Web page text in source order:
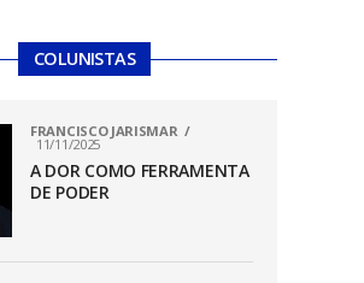
COLUNISTAS
FRANCISCO JARISMAR
11/11/2025
A DOR COMO FERRAMENTA
DE PODER